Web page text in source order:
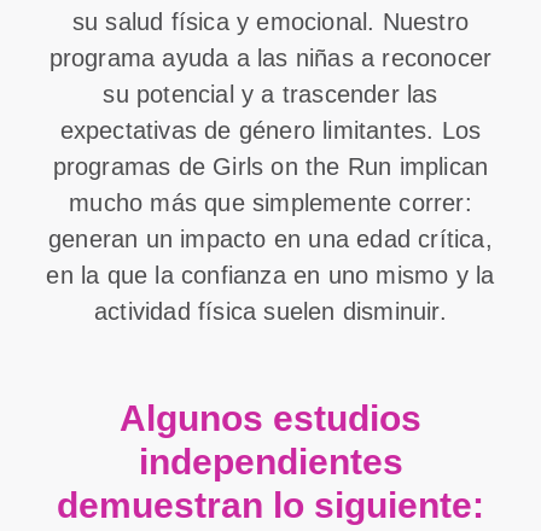
su salud física y emocional. Nuestro
programa ayuda a las niñas a reconocer
su potencial y a trascender las
expectativas de género limitantes. Los
programas de Girls on the Run implican
mucho más que simplemente correr:
generan un impacto en una edad crítica,
en la que la confianza en uno mismo y la
actividad física suelen disminuir.
Algunos estudios
independientes
demuestran lo siguiente: